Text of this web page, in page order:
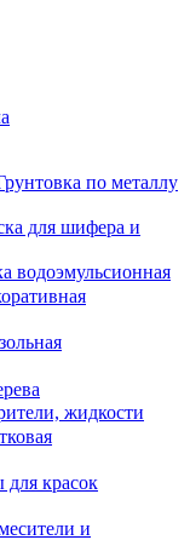
по металлу
для шифера и
водоэмульсионная
жидкости
красок
и